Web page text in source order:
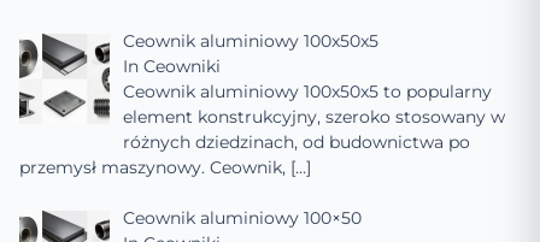
Ceownik aluminiowy 100x50x5
In Ceowniki
Ceownik aluminiowy 100x50x5 to popularny
element konstrukcyjny, szeroko stosowany w
różnych dziedzinach, od budownictwa po
przemysł maszynowy. Ceownik, […]
Ceownik aluminiowy 100×50